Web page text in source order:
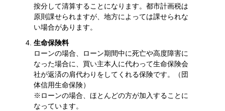
按分して清算することになります。都市計画税は
原則課せられますが、地方によっては課せられな
い場合があります。
生命保険料
ローンの場合、ローン期間中に死亡や高度障害に
なった場合に、買い主本人に代わって生命保険会
社が返済の肩代わりをしてくれる保険です。（団
体信用生命保険）
※ローンの場合、ほとんどの方が加入することに
なっています。